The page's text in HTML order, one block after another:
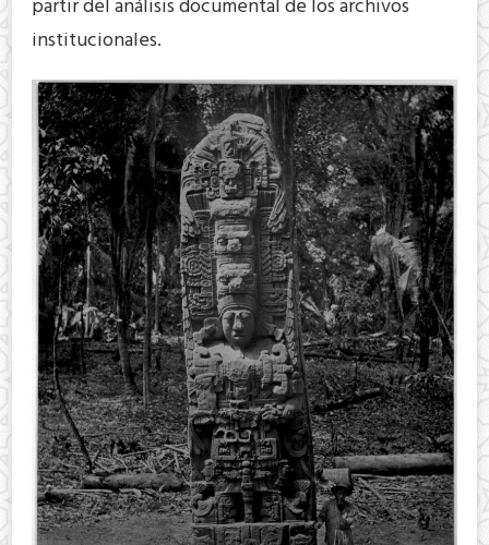
partir del análisis documental de los archivos
institucionales.